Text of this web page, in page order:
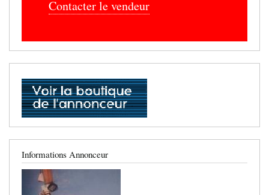
Contacter le vendeur
Informations Annonceur